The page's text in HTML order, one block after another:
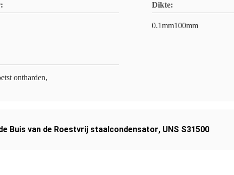
Dikte:
0.1mm100mm
ontharden,
Buis van de Roestvrij staalcondensator, UNS S31500